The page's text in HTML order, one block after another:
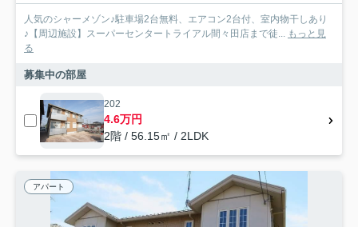
人気のシャーメゾン♪駐車場2台無料、エアコン2台付、室内物干しあり
♪【周辺施設】スーパーセンタートライアル間々田店まで徒... もっと見
る
募集中の部屋
202
4.6万円
2階 / 56.15㎡ / 2LDK
アパート